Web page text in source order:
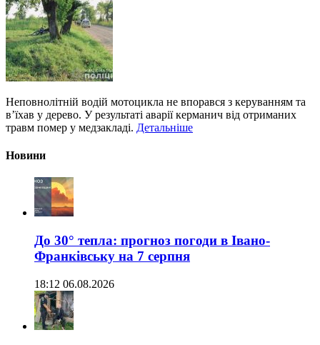
Неповнолітній водій мотоцикла не впорався з керуванням та
в’їхав у дерево. У результаті аварії керманич від отриманих
травм помер у медзакладі. Детальніше
Новини
До 30° тепла: прогноз погоди в Івано-
Франківську на 7 серпня
18:12 06.08.2026